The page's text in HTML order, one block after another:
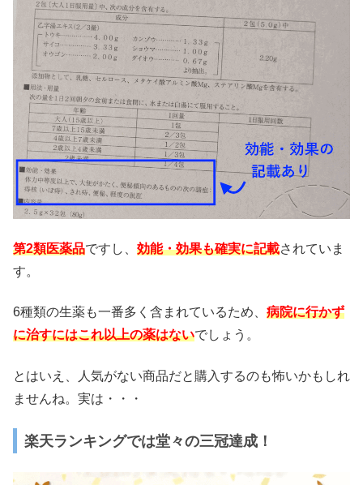
第2類医薬品ですし、 効能・効果も確実に記載されていま
す。
6種類の生薬も一番多く含まれているため、 病院に行かず
に治すにはこれ以上の薬はないでしょう。
とはいえ、人気がない商品だと購入するのも怖いかもしれ
ませんね。実は・・・
楽天ランキングでは堂々の三冠達成！